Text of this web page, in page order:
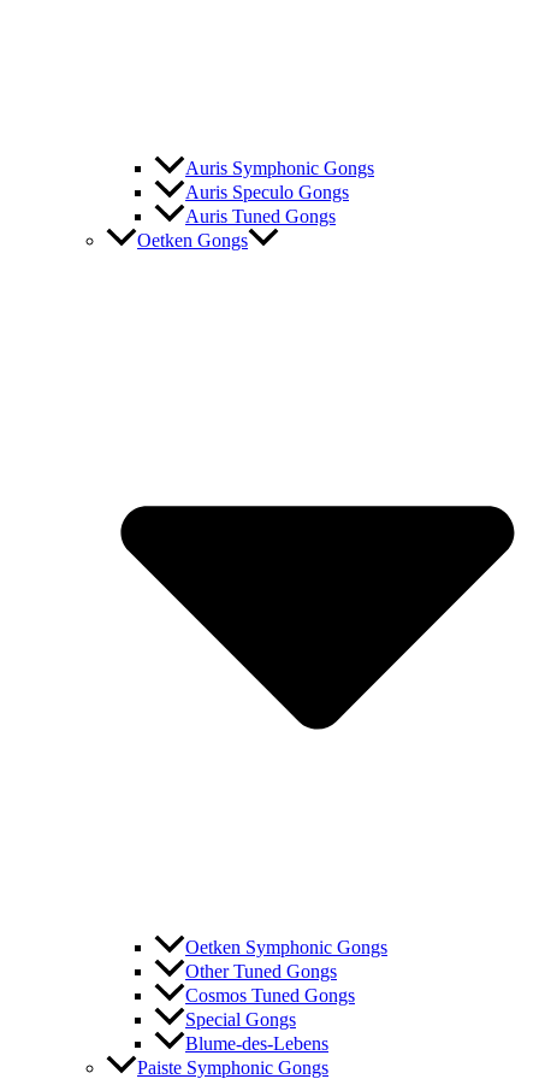
Auris Symphonic Gongs
Auris Speculo Gongs
Auris Tuned Gongs
Oetken Gongs
Oetken Symphonic Gongs
Other Tuned Gongs
Cosmos Tuned Gongs
Special Gongs
Blume-des-Lebens
Paiste Symphonic Gongs